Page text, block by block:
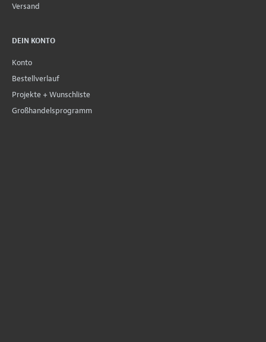
Versand
DEIN KONTO
Konto
Bestellverlauf
Projekte + Wunschliste
Großhandelsprogramm